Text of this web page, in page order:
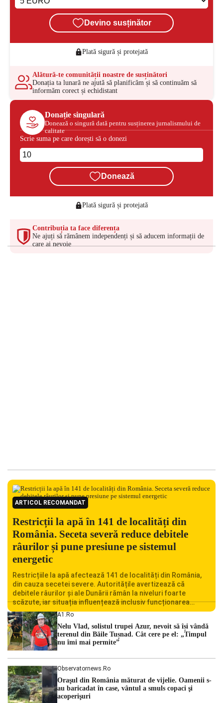
Devino susținător
Plată sigură și protejată
Alătură-te comunității noastre de susținători
Donația ta lunară ne ajută să planificăm și să continuăm să
informăm corect și echidistant
Donație singulară
Donează o singură dată pentru susținerea jurnalismului de
calitate
Scrie suma pe care dorești să o donezi
Donează
Plată sigură și protejată
Contribuția ta face diferența
Ne ajuți să rămânem independenți și să aducem informații de
care ai nevoie
ARTICOL RECOMANDAT
Restricții la apă în 141 de localități din
România. Seceta severă reduce debitele
râurilor și pune presiune pe sistemul
energetic
Restricțiile la apă afectează 141 de localități din România,
din cauza secetei severe. Autoritățile avertizează că
debitele râurilor și ale Dunării rămân la niveluri foarte
scăzute, iar situația influențează inclusiv funcționarea
Centralei Nucleare de la Cernavodă. România se confruntă
cu una dintre cele mai dificile perioade din punct de vedere
hidrologic din ultimii ani. Lipsa […]
A1.ro
Nelu Vlad, solistul trupei Azur, nevoit să își vândă
terenul din Băile Tușnad. Cât cere pe el: „Timpul
nu îmi mai permite”
Observatornews.ro
Oraşul din România măturat de vijelie. Oamenii s-
au baricadat în case, vântul a smuls copaci şi
acoperişuri